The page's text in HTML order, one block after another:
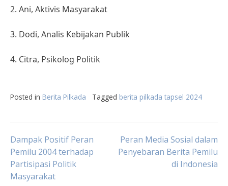
2. Ani, Aktivis Masyarakat
3. Dodi, Analis Kebijakan Publik
4. Citra, Psikolog Politik
Posted in Berita Pilkada Tagged berita pilkada tapsel 2024
Post
navigation
Dampak Positif Peran
Pemilu 2004 terhadap
Partisipasi Politik
Masyarakat
Peran Media Sosial dalam
Penyebaran Berita Pemilu
di Indonesia